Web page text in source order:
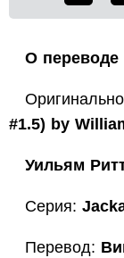
О переводе
#1.5) by
Уильям
Серия:
Перевод: